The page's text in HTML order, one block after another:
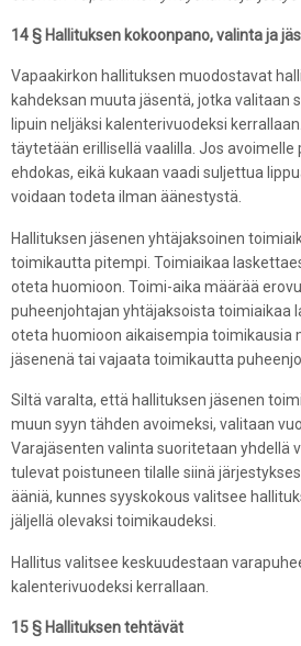
14 § Hallituksen kokoonpano, valinta ja
Vapaakirkon hallituksen muodostavat
kahdeksan muuta jäsentä, jotka valitaan
lipuin neljäksi kalenterivuodeksi
täytetään erillisellä vaalilla. Jos avoimelle
ehdokas, eikä kukaan vaadi suljettua
voidaan todeta ilman äänestystä.
Hallituksen jäsenen yhtäjaksoinen
toimikautta pitempi. Toimiaikaa
oteta huomioon. Toimi-aika määrää
puheenjohtajan yhtäjaksoista toimiaikaa
oteta huomioon aikaisempia toimikausia
jäsenenä tai vajaata toimikautta
Siltä varalta, että hallituksen jäsenen
muun syyn tähden avoimeksi, valitaan
Varajäsenten valinta suoritetaan yhdellä
tulevat poistuneen tilalle siinä
ääniä, kunnes syyskokous valitsee
jäljellä olevaksi toimikaudeksi.
Hallitus valitsee keskuudestaan
kalenterivuodeksi kerrallaan.
15 § Hallituksen tehtävät